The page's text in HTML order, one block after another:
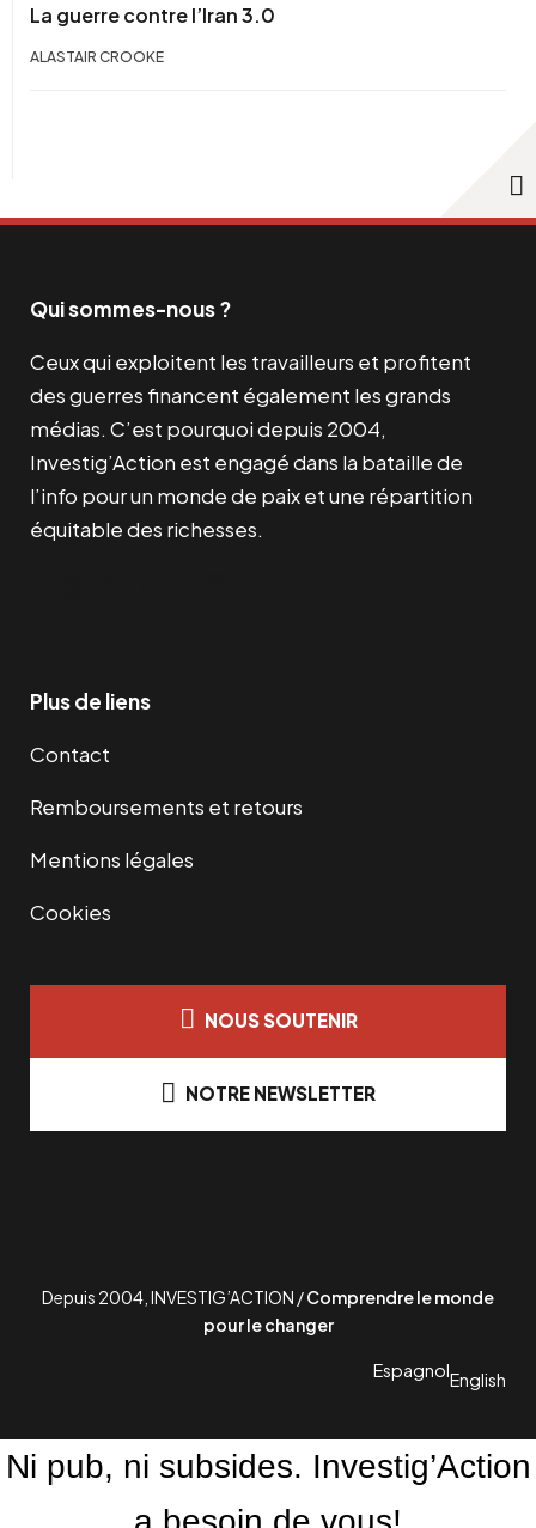
La guerre contre l’Iran 3.0
ALASTAIR CROOKE
Qui sommes-nous ?
Ceux qui exploitent les travailleurs et profitent
des guerres financent également les grands
médias. C’est pourquoi depuis 2004,
Investig’Action est engagé dans la bataille de
l’info pour un monde de paix et une répartition
équitable des richesses.
Plus de liens
Contact
Remboursements et retours
Mentions légales
Cookies
NOUS SOUTENIR
NOTRE NEWSLETTER
Depuis 2004, INVESTIG’ACTION /Comprendre le monde
pour le changer
EspagnolEnglish
Ni pub, ni subsides. Investig’Action